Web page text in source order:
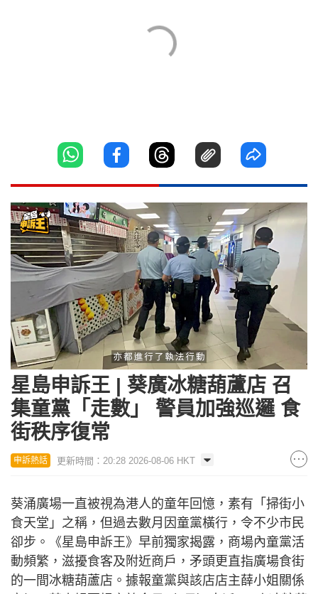
Unmute Loaded:
22.77%
星島申訴王 | 葵廣冰糖葫蘆店 召
集童黨「走數」 警員加強巡邏 食
街秩序復常
申訴熱話 更新時間：20:28 2026-08-06 HKT
葵涌廣場一直被視為港人的童年回憶，素有「掃街小
食天堂」之稱，但過去數月因童黨橫行，令不少市民
卻步。《星島申訴王》早前獨家揭露，商場內童黨活
動頻繁，滋擾食客及附近商戶，矛頭更直指廣場食街
的一間冰糖葫蘆店。據報童黨與該店店主薛小姐關係